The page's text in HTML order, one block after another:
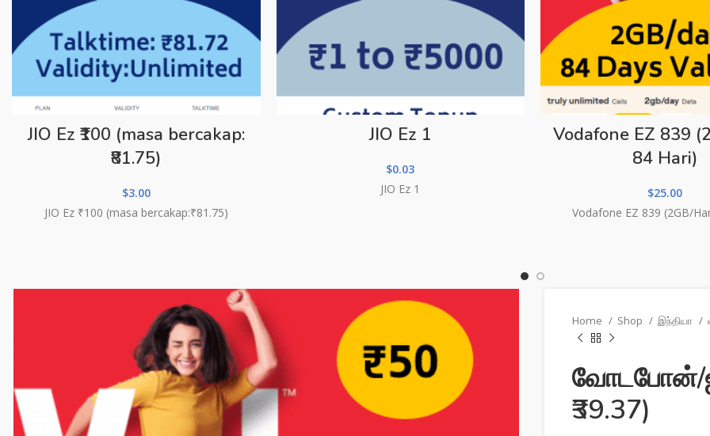
JIO Ez ₹100 (masa bercakap:
₹81.75)
$3.00
JIO Ez ₹100 (masa bercakap:₹81.75)
JIO Ez 1
$0.03
JIO Ez 1
Vodafone EZ 839
84 Hari)
$25.00
Vodafone EZ 839 (2GB/
Home Shop இந்தியா
வோடபோன்/
₹39.37)